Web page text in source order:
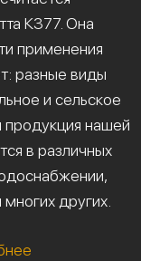
К377. Она
применения
разные виды
и сельское
продукция нашей
в различных
других.